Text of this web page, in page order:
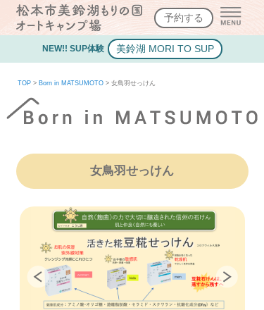
予約する
NEW!! SUP体験 美鈴湖 MORI TO SUP
TOP > Born in MATSUMOTO > 女鳥羽せっけん
女鳥羽せっけん